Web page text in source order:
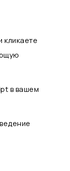
кликаете
в вашем